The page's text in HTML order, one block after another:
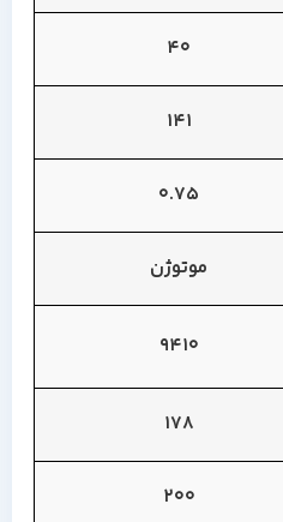
0.75
موتوژن
9410